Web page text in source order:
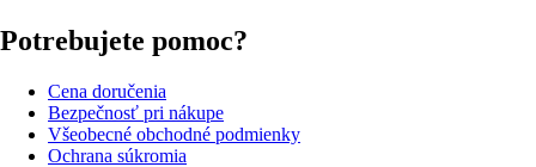
Potrebujete pomoc?
Cena doručenia
Bezpečnosť pri nákupe
Všeobecné obchodné podmienky
Ochrana súkromia